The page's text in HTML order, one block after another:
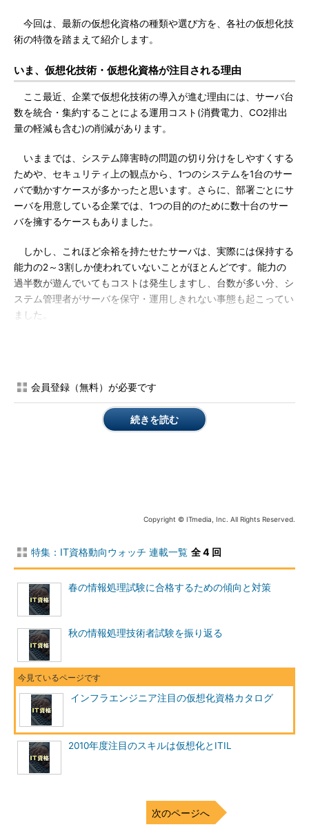
今回は、最新の仮想化資格の種類や選び方を、各社の仮想化技
術の特徴を踏まえて紹介します。
いま、仮想化技術・仮想化資格が注目される理由
ここ最近、企業で仮想化技術の導入が進む理由には、サーバ台
数を統合・集約することによる運用コスト(消費電力、CO2排出
量の軽減も含む)の削減があります。
いままでは、システム障害時の問題の切り分けをしやすくする
ためや、セキュリティ上の観点から、1つのシステムを1台のサー
バで動かすケースが多かったと思います。さらに、部署ごとにサ
ーバを用意している企業では、1つの目的のために数十台のサー
バを擁するケースもありました。
しかし、これほど余裕を持たせたサーバは、実際には保持する
能力の2～3割しか使われていないことがほとんどです。能力の
過半数が遊んでいてもコストは発生しますし、台数が多い分、シ
ステム管理者がサーバを保守・運用しきれない事態も起こってい
ました。
平均20％しか使っていないサーバであれば、3～4台の仮想サー
バを1台に集約）ができます。
もし、適切な構成設計をせず運用すると、物理サーバの停止が
また、仮想化技術に共通したライブ・マイグレーション（実行
機能がありますが、各社の製品ごとに特徴がありますので、設計
や運用のやり方には、製品の正しい知識が必要となります。
こうした背景から、サーバ保守・運用技術者向けに、仮想化製
品の特徴を正しく理解して運用していくための教育が行われてい
ます。そして、仮想化技術の知識を身に付けたことを証明するた
めに、仮想化資格が注目されています。
仮想化資格カタログ～仮想化資格を体系的に理解する
ここでは、主要な仮想化技術の資格を紹介します。
ここで紹介する仮想化技術は、大規模なサーバ運用を考えたパ
VMwareとっておきの使い方
会員登録（無料）が必要です
続きを読む
Copyright © ITmedia, Inc. All Rights Reserved.
特集：IT資格動向ウォッチ 連載一覧 全 4 回
春の情報処理試験に合格するための傾向と対策
秋の情報処理技術者試験を振り返る
インフラエンジニア注目の仮想化資格カタログ
2010年度注目のスキルは仮想化とITIL
次のページへ